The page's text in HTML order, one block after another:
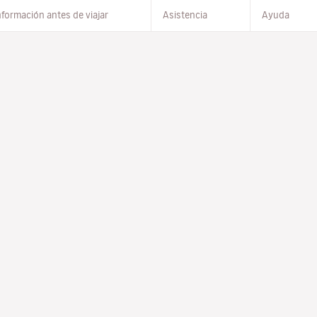
antes de viajar Asistencia Ayuda